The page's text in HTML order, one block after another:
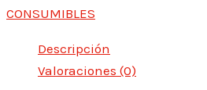
CONSUMIBLES
Descripción
Valoraciones (0)